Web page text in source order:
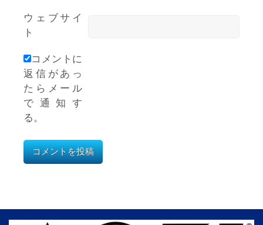
ウェブサイ
ト
コメントに
返信があっ
たらメール
で通知す
る。